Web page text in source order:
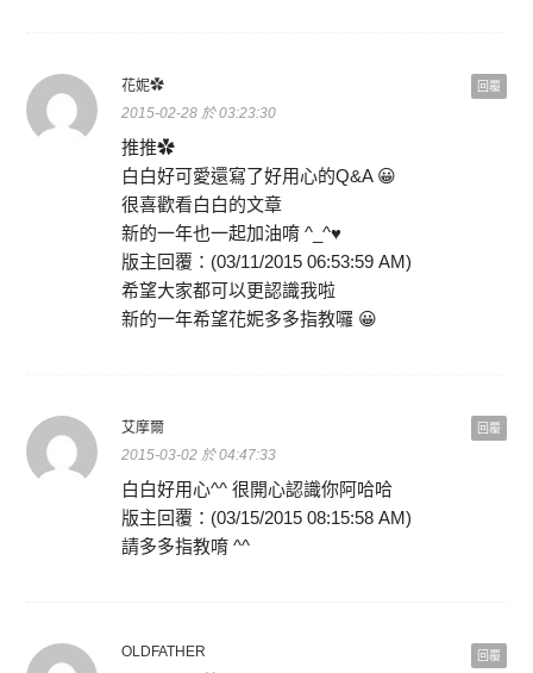
回覆
花妮✿
2015-02-28 於 03:23:30
推推✿
白白好可愛還寫了好用心的Q&A 😀
很喜歡看白白的文章
新的一年也一起加油唷 ^_^♥
版主回覆：(03/11/2015 06:53:59 AM)
希望大家都可以更認識我啦
新的一年希望花妮多多指教囉 😀
回覆
艾摩爾
2015-03-02 於 04:47:33
白白好用心^^ 很開心認識你阿哈哈
版主回覆：(03/15/2015 08:15:58 AM)
請多多指教唷 ^^
回覆
OLDFATHER